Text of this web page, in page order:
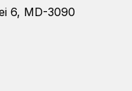
6, MD-3090